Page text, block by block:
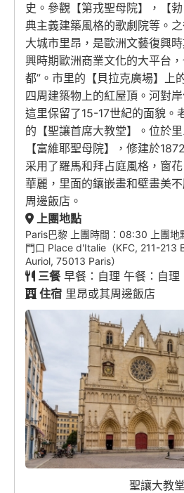
史。參觀【第戎聖母院】，【
典主義建築風格的歌劇院等。
大城市里昂，是歐洲文藝復興
興時期歐洲商業文化的大平台
都”。市里的【貝拉克廣場】上
四周建築物上的紅屋頂。河對
這里保留了15-17世紀的面貌。
的【聖讓首席大教堂】。位於
【富維耶聖母院】，修建於
采用了羅馬和拜占庭風格，窗
華麗，里面的鑲嵌畫和壁畫美
周邊飯店。
上團地點
Paris巴黎 上團時間：08:30 上團地
門口 Place d'Italie（KFC, 211-213
Auriol, 75013 Paris）
三餐早餐：自理 午餐：自理
住宿 里昂或其周邊飯店
聖讓大教堂